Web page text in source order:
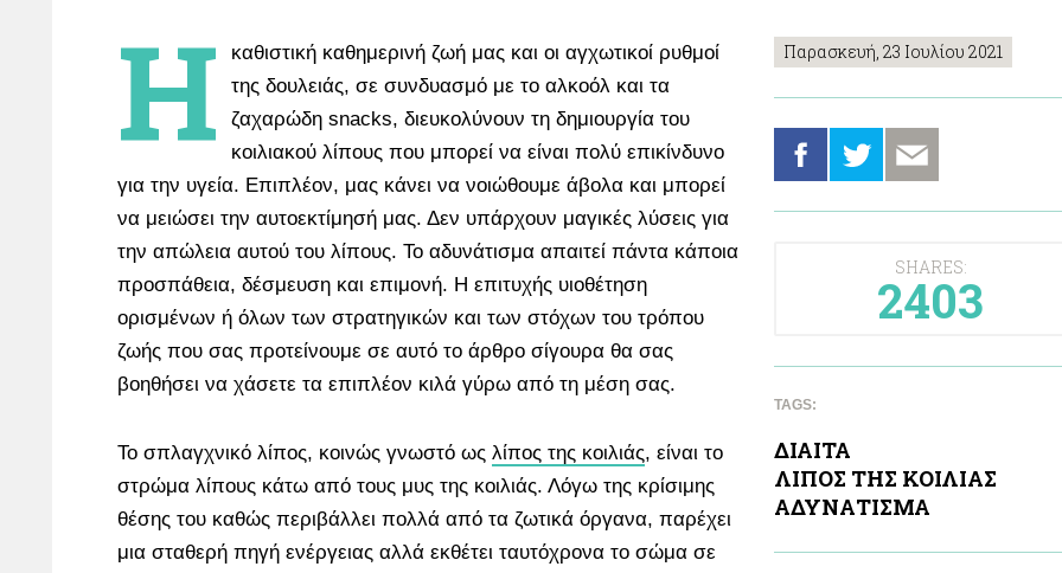
Παρασκευή, 23 Ιουλίου 2021
SHARES:
2403
Η
καθιστική καθημερινή ζωή μας και οι αγχωτικοί ρυθμοί
της δουλειάς, σε συνδυασμό με το αλκοόλ και τα
ζαχαρώδη snacks, διευκολύνουν τη δημιουργία του
κοιλιακού λίπους που μπορεί να είναι πολύ επικίνδυνο
για την υγεία. Επιπλέον, μας κάνει να νοιώθουμε άβολα και μπορεί
να μειώσει την αυτοεκτίμησή μας. Δεν υπάρχουν μαγικές λύσεις για
την απώλεια αυτού του λίπους. Το αδυνάτισμα απαιτεί πάντα κάποια
προσπάθεια, δέσμευση και επιμονή. Η επιτυχής υιοθέτηση
ορισμένων ή όλων των στρατηγικών και των στόχων του τρόπου
ζωής που σας προτείνουμε σε αυτό το άρθρο σίγουρα θα σας
βοηθήσει να χάσετε τα επιπλέον κιλά γύρω από τη μέση σας.
Το σπλαγχνικό λίπος, κοινώς γνωστό ως λίπος της κοιλιάς, είναι το
στρώμα λίπους κάτω από τους μυς της κοιλιάς. Λόγω της κρίσιμης
θέσης του καθώς περιβάλλει πολλά από τα ζωτικά όργανα, παρέχει
μια σταθερή πηγή ενέργειας αλλά εκθέτει ταυτόχρονα το σώμα σε
TAGS:
ΔΙΑΙΤΑ
ΛΙΠΟΣ ΤΗΣ ΚΟΙΛΙAΣ
ΑΔΥΝAΤΙΣΜΑ